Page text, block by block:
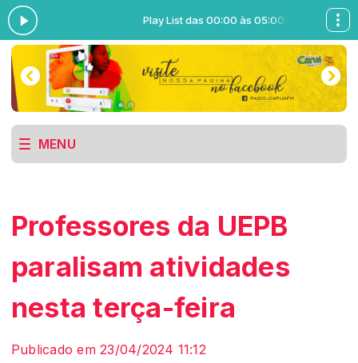
05:00 Play List das 00:00 às 05:00
MENU
Professores da UEPB
paralisam atividades
nesta terça-feira
Publicado em 23/04/2024 11:12